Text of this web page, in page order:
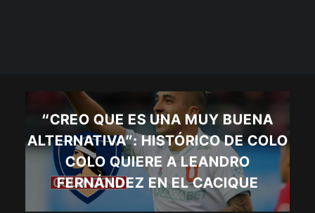
“CREO QUE ES UNA MUY BUENA
ALTERNATIVA”: HISTÓRICO DE COLO
COLO QUIERE A LEANDRO
FERNÁNDEZ EN EL CACIQUE